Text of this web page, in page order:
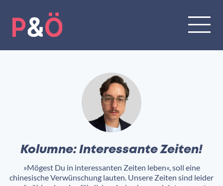
Kolumne: Interessante Zeiten!
»Mögest Du in interessanten Zeiten leben«, soll eine
chinesische Verwünschung lauten. Unsere Zeiten sind leider